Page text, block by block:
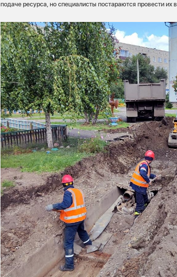
подаче ресурса, но специалисты постараются провести их